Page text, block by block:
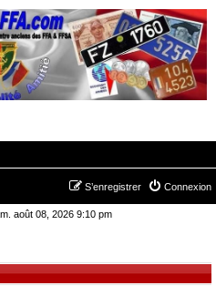
Connexion
S’enregistrer
août 08, 2026 9:10 pm